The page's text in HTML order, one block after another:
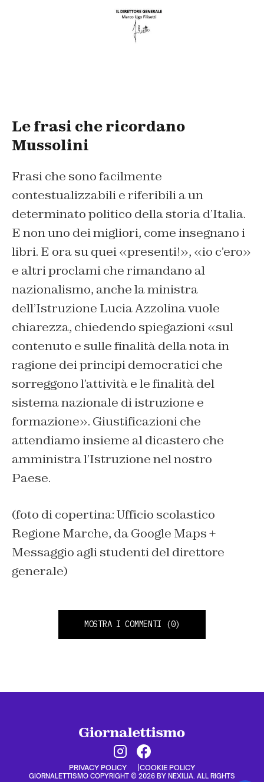
Le frasi che ricordano
Mussolini
Frasi che sono facilmente
contestualizzabili e riferibili a un
determinato politico della storia d’Italia.
E non uno dei migliori, come insegnano i
libri. E ora su quei «presenti!», «io c’ero»
e altri proclami che rimandano al
nazionalismo, anche la ministra
dell’Istruzione Lucia Azzolina vuole
chiarezza, chiedendo spiegazioni «sul
contenuto e sulle finalità della nota in
ragione dei principi democratici che
sorreggono l’attività e le finalità del
sistema nazionale di istruzione e
formazione». Giustificazioni che
attendiamo insieme al dicastero che
amministra l’Istruzione nel nostro
Paese.
(foto di copertina: Ufficio scolastico
Regione Marche, da Google Maps +
Messaggio agli studenti del direttore
generale)
MOSTRA I COMMENTI (0)
PRIVACY POLICY COOKIE POLICY
GIORNALETTISMO COPYRIGHT © 2026 BY NEXILIA. ALL RIGHTS